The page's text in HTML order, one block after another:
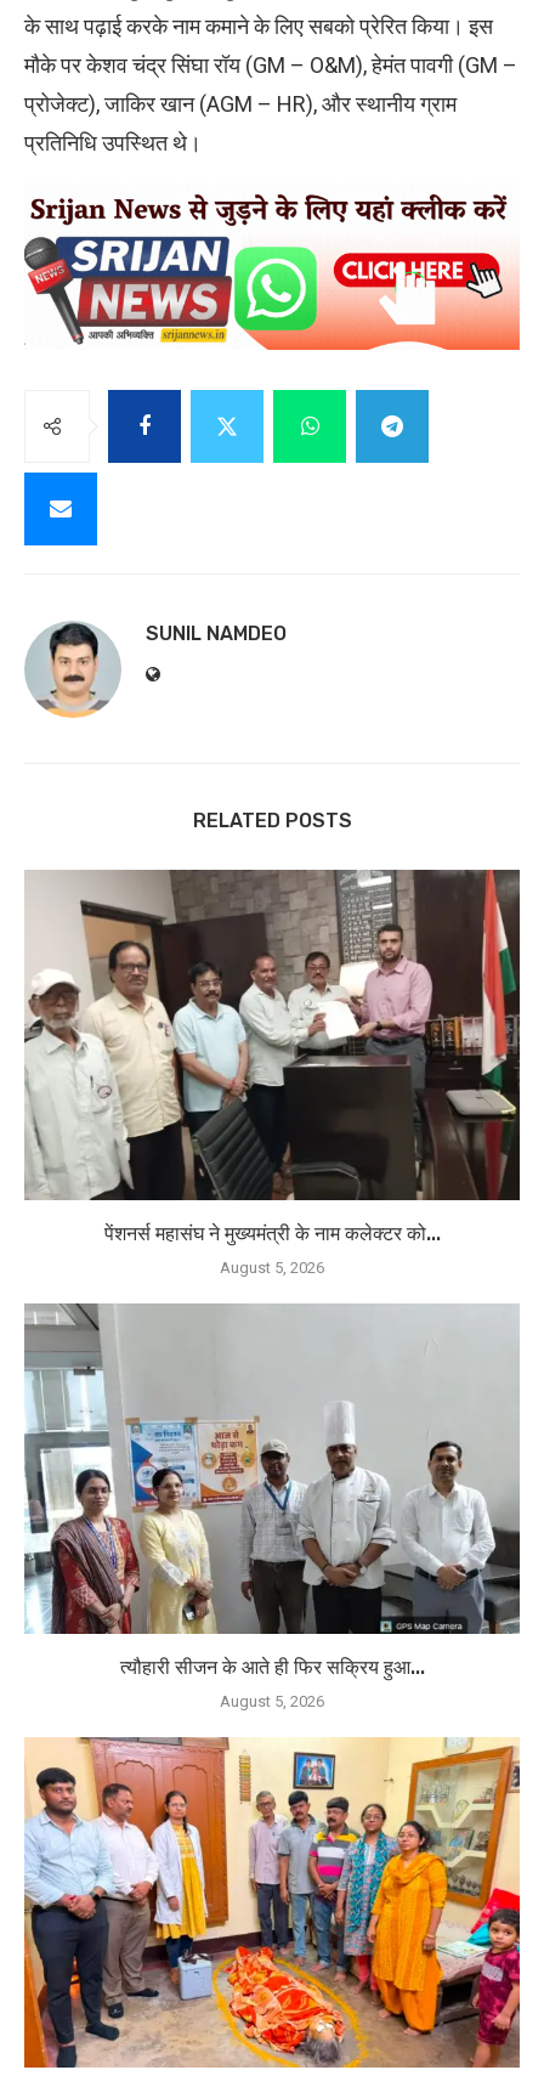
के साथ पढ़ाई करके नाम कमाने के लिए सबको प्रेरित किया। इस
मौके पर केशव चंद्र सिंघा रॉय (GM – O&M), हेमंत पावगी (GM –
प्रोजेक्ट), जाकिर खान (AGM – HR), और स्थानीय ग्राम
प्रतिनिधि उपस्थित थे।
SUNIL NAMDEO
RELATED POSTS
पेंशनर्स महासंघ ने मुख्यमंत्री के नाम कलेक्टर को...
August 5, 2026
त्यौहारी सीजन के आते ही फिर सक्रिय हुआ...
August 5, 2026